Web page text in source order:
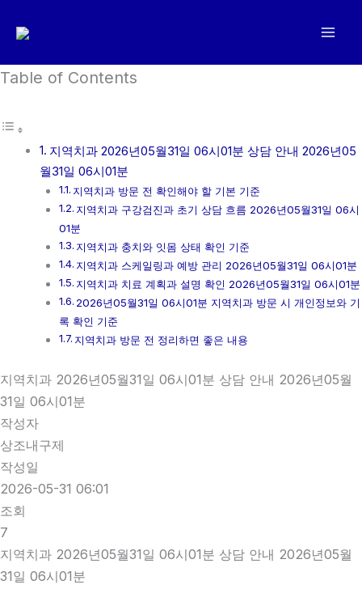
로
너
Table of Contents
지역치과 2026년05월31일 06시01분 상담 안내 2026년05
월31일 06시01분
지역치과 방문 전 확인해야 할 기본 기준
지역치과 구강검진과 초기 상담 흐름 2026년05월31일 06시
01분
지역치과 충치와 잇몸 상태 확인 기준
지역치과 스케일링과 예방 관리 2026년05월31일 06시01분
지역치과 치료 계획과 설명 확인 2026년05월31일 06시01분
2026년05월31일 06시01분 지역치과 방문 시 개인정보와 기
록 확인 기준
지역치과 방문 전 정리하면 좋은 내용
지역치과 2026년05월31일 06시01분 상담 안내 2026년05월
31일 06시01분
작성자
상조내구제
작성일
2026-05-31 06:01
조회
7
지역치과 2026년05월31일 06시01분 상담 안내 2026년05월
31일 06시01분